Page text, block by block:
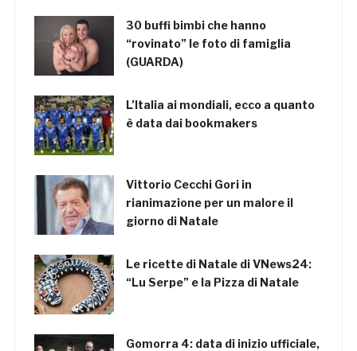
30 buffi bimbi che hanno
“rovinato” le foto di famiglia
(GUARDA)
L’Italia ai mondiali, ecco a quanto
è data dai bookmakers
Vittorio Cecchi Gori in
rianimazione per un malore il
giorno di Natale
Le ricette di Natale di VNews24:
“Lu Serpe” e la Pizza di Natale
Gomorra 4: data di inizio ufficiale,